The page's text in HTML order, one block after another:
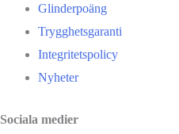
Glinderpoäng
Trygghetsgaranti
Integritetspolicy
Nyheter
Sociala medier